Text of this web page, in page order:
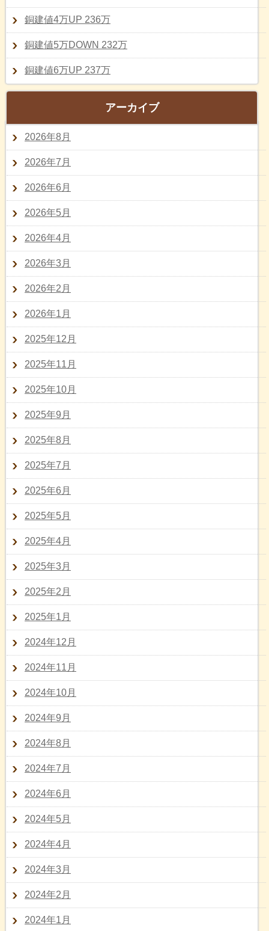
銅建値4万UP 236万
銅建値5万DOWN 232万
銅建値6万UP 237万
アーカイブ
2026年8月
2026年7月
2026年6月
2026年5月
2026年4月
2026年3月
2026年2月
2026年1月
2025年12月
2025年11月
2025年10月
2025年9月
2025年8月
2025年7月
2025年6月
2025年5月
2025年4月
2025年3月
2025年2月
2025年1月
2024年12月
2024年11月
2024年10月
2024年9月
2024年8月
2024年7月
2024年6月
2024年5月
2024年4月
2024年3月
2024年2月
2024年1月